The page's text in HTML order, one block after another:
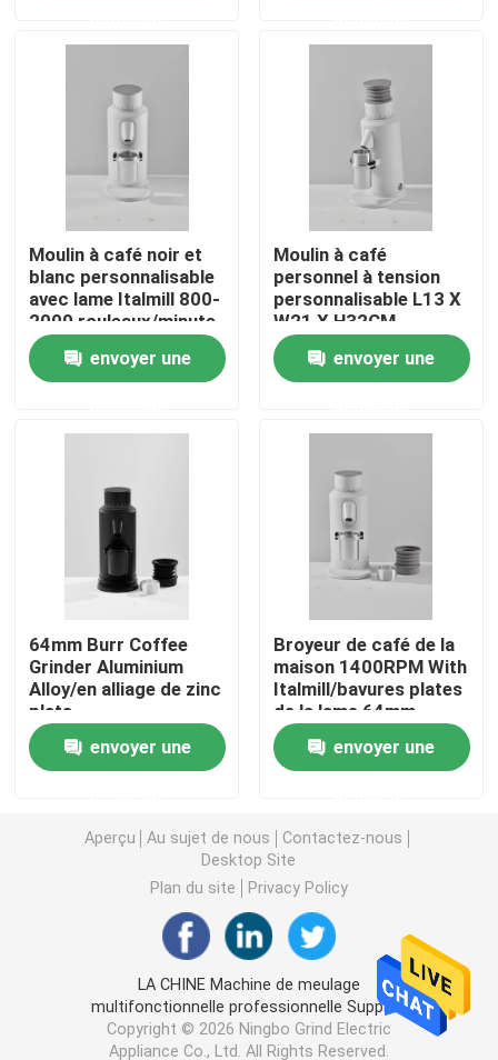
Au sujet de nous
Visite d'usine
Contrôle de qualité
Contactez-nous
Burr Coffee Grinder
broyeur de café commerciale
Broyeur de café d'écran tactile
Broyeur de café de ménage
Broyeur de café extérieure
Broyeur de café de main
Moulin à café noir et
blanc personnalisable
avec lame Italmill 800-
2000 rouleaux/minute
de rotation
envoyer une
Moulin à café
personnel à tension
personnalisable L13 X
W21 X H32CM
envoyer une
64mm Burr Coffee
Grinder Aluminium
Alloy/en alliage de zinc
plats
envoyer une
Broyeur de café de la
maison 1400RPM With
Italmill/bavures plates
de la lame 64mm
revêtement de
titan/SSPenvoyer une
Aperçu Au sujet de nous
Contactez-nous
Desktop Site
Plan du site
Privacy Policy
LA CHINE Machine de meulage
multifonctionnelle professionnelle Supplier.
Copyright © 2026 Ningbo Grind Electric
Appliance Co., Ltd. All Rights Reserved.